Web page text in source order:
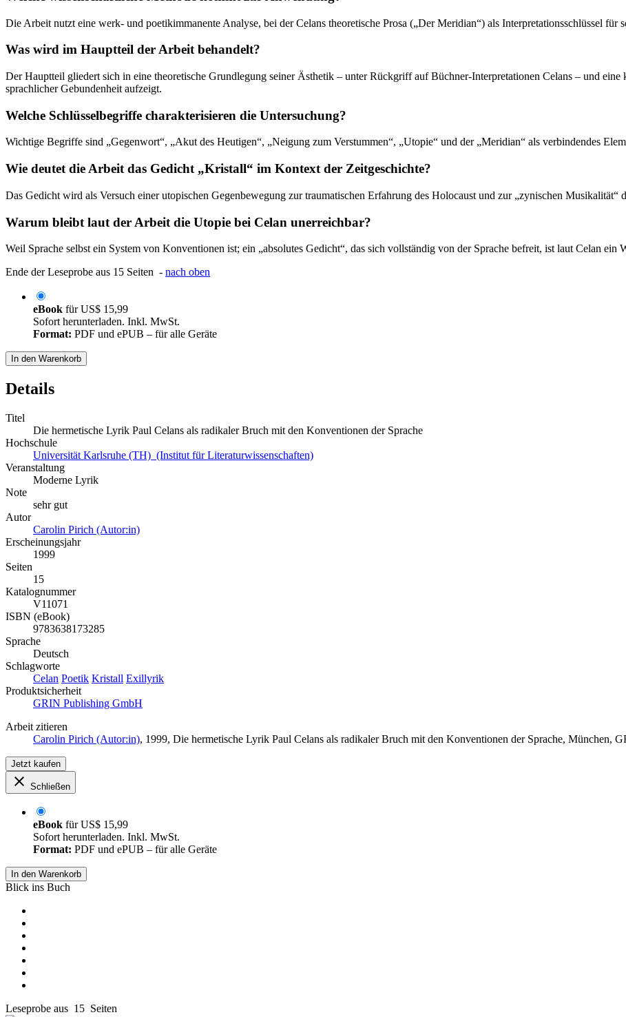
Die Arbeit nutzt eine werk- und poetikimmanente Analyse, bei der Celans theoretische Prosa („Der Meridian“) als Interpretationsschlüssel
Was wird im Hauptteil der Arbeit behandelt?
Der Hauptteil gliedert sich in eine theoretische Grundlegung seiner Ästhetik – unter Rückgriff auf Büchner-Interpretationen Celans – und
sprachlicher Gebundenheit aufzeigt.
Welche Schlüsselbegriffe charakterisieren die Untersuchung?
Wichtige Begriffe sind „Gegenwort“, „Akut des Heutigen“, „Neigung zum Verstummen“, „Utopie“ und der „Meridian“ als verbindendes
Wie deutet die Arbeit das Gedicht „Kristall“ im Kontext der Zeitgeschichte?
Das Gedicht wird als Versuch einer utopischen Gegenbewegung zur traumatischen Erfahrung des Holocaust und zur „zynischen Musikalität“
Warum bleibt laut der Arbeit die Utopie bei Celan unerreichbar?
Weil Sprache selbst ein System von Konventionen ist; ein „absolutes Gedicht“, das sich vollständig von der Sprache befreit, ist laut Celan
Ende der Leseprobe aus 15 Seiten - nach oben
eBook fürUS$ 15,99
Sofort herunterladen. Inkl. MwSt.
Format: PDF und ePUB – für alle Geräte
In den Warenkorb
Details
Titel
Die hermetische Lyrik Paul Celans als radikaler Bruch mit den Konventionen der Sprache
Hochschule
Universität Karlsruhe (TH) (Institut für Literaturwissenschaften)
Veranstaltung
Moderne Lyrik
Note
sehr gut
Autor
Carolin Pirich (Autor:in)
Erscheinungsjahr
1999
Seiten
15
Katalognummer
V11071
ISBN (eBook)
9783638173285
Sprache
Deutsch
Schlagworte
Celan Poetik Kristall Exillyrik
Produktsicherheit
GRIN Publishing GmbH
Arbeit zitieren
Carolin Pirich (Autor:in), 1999, Die hermetische Lyrik Paul Celans als radikaler Bruch mit den Konventionen der Sprache, München,
Jetzt kaufen
Schließen
eBook fürUS$ 15,99
Sofort herunterladen. Inkl. MwSt.
Format: PDF und ePUB – für alle Geräte
In den Warenkorb
Blick ins Buch
Leseprobe aus 15 Seiten